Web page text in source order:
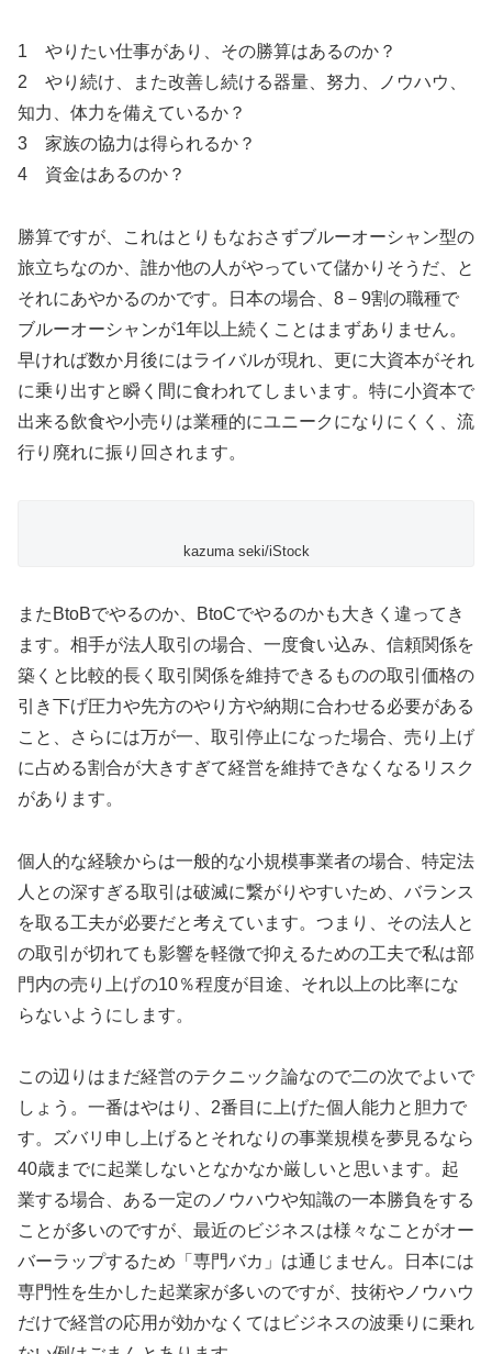
1 やりたい仕事があり、その勝算はあるのか？
2 やり続け、また改善し続ける器量、努力、ノウハウ、
知力、体力を備えているか？
3 家族の協力は得られるか？
4 資金はあるのか？
勝算ですが、これはとりもなおさずブルーオーシャン型の
旅立ちなのか、誰か他の人がやっていて儲かりそうだ、と
それにあやかるのかです。日本の場合、8－9割の職種で
ブルーオーシャンが1年以上続くことはまずありません。
早ければ数か月後にはライバルが現れ、更に大資本がそれ
に乗り出すと瞬く間に食われてしまいます。特に小資本で
出来る飲食や小売りは業種的にユニークになりにくく、流
行り廃れに振り回されます。
kazuma seki/iStock
またBtoBでやるのか、BtoCでやるのかも大きく違ってき
ます。相手が法人取引の場合、一度食い込み、信頼関係を
築くと比較的長く取引関係を維持できるものの取引価格の
引き下げ圧力や先方のやり方や納期に合わせる必要がある
こと、さらには万が一、取引停止になった場合、売り上げ
に占める割合が大きすぎて経営を維持できなくなるリスク
があります。
個人的な経験からは一般的な小規模事業者の場合、特定法
人との深すぎる取引は破滅に繋がりやすいため、バランス
を取る工夫が必要だと考えています。つまり、その法人と
の取引が切れても影響を軽微で抑えるための工夫で私は部
門内の売り上げの10％程度が目途、それ以上の比率にな
らないようにします。
この辺りはまだ経営のテクニック論なので二の次でよいで
しょう。一番はやはり、2番目に上げた個人能力と胆力で
す。ズバリ申し上げるとそれなりの事業規模を夢見るなら
40歳までに起業しないとなかなか厳しいと思います。起
業する場合、ある一定のノウハウや知識の一本勝負をする
ことが多いのですが、最近のビジネスは様々なことがオー
バーラップするため「専門バカ」は通じません。日本には
専門性を生かした起業家が多いのですが、技術やノウハウ
だけで経営の応用が効かなくてはビジネスの波乗りに乗れ